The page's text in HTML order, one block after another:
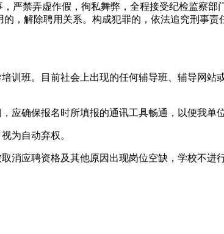
严禁弄虚作假，徇私舞弊，全程接受纪检监察
，解除聘用关系。构成犯罪的，依法追究刑事
训班。目前社会上出现的任何辅导班、辅导网
应确保报名时所填报的通讯工具畅通，以便我单
为自动弃权。
消应聘资格及其他原因出现岗位空缺，学校不进行